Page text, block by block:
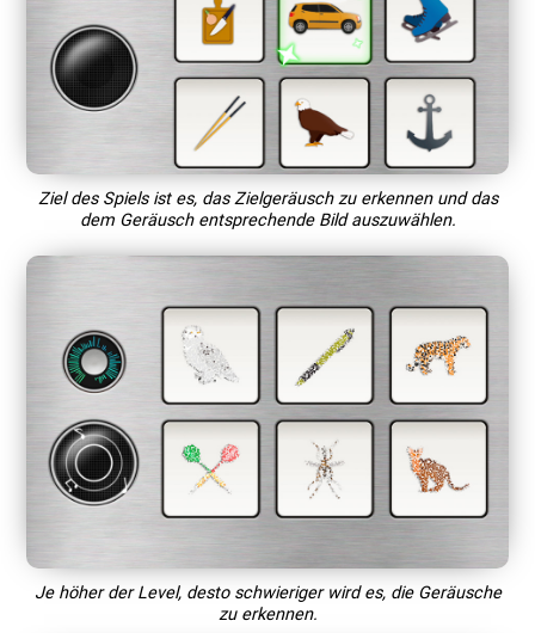
Ziel des Spiels ist es, das Zielgeräusch zu erkennen und das
dem Geräusch entsprechende Bild auszuwählen.
Je höher der Level, desto schwieriger wird es, die Geräusche
zu erkennen.